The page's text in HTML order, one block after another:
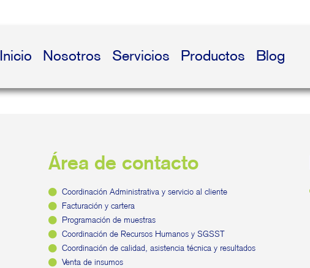
Inicio Nosotros Servicios Productos Blog
Área de contacto
Coordinación Administrativa y servicio al cliente
Facturación y cartera
Programación de muestras
Coordinación de Recursos Humanos y SGSST
Coordinación de calidad, asistencia técnica y resultados
Venta de insumos